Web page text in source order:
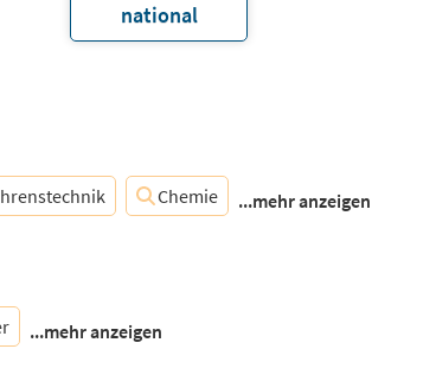
national
Chemie ...mehr anzeigen
...mehr anzeigen